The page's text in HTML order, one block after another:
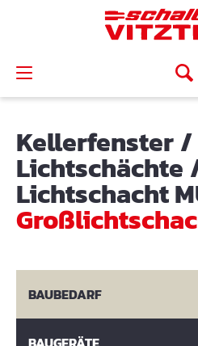
Kellerfenster/
Lichtschächte
Lichtschacht
BAUBEDARF